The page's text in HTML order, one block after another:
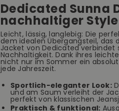
Light
Blue
Damen
indigo
Light
Blue
Damen
indigo
Dedicated Sunna
nachhaltiger
Leicht, lässig, langlebig: Die
dem idealen Übergangsteil, das
Jacket von Dedicatedverbindet
Nachhaltigkeit. Dank ihres
nicht nur im Sommer ein
jede Jahreszeit.
Sportlich-eleganter Look:
und am Saum verleiht der
perfekt von klassischen
Praktisch & funktional: